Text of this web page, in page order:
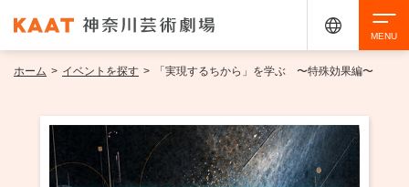
アクセシビリティ チケット購入 交通案内
ホーム > イベントを探す > 「実現するちから」を学ぶ 〜特殊効果編〜